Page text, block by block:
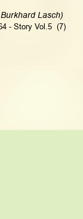
Lasch)
- Story Vol.5  (7)